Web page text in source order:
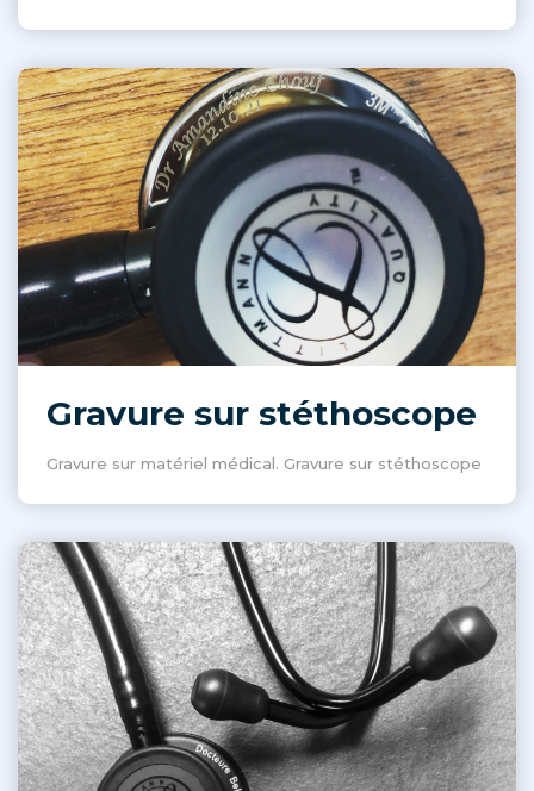
Gravure sur stéthoscope
Gravure sur matériel médical. Gravure sur stéthoscope